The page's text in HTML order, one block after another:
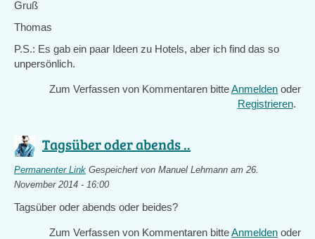
Gruß
Thomas
P.S.: Es gab ein paar Ideen zu Hotels, aber ich find das so
unpersönlich.
Zum Verfassen von Kommentaren bitteAnmelden oder
Registrieren.
Tagsüber oder abends ..
Permanenter Link Gespeichert von Manuel Lehmann am 26.
November 2014 - 16:00
Tagsüber oder abends oder beides?
Zum Verfassen von Kommentaren bitteAnmelden oder